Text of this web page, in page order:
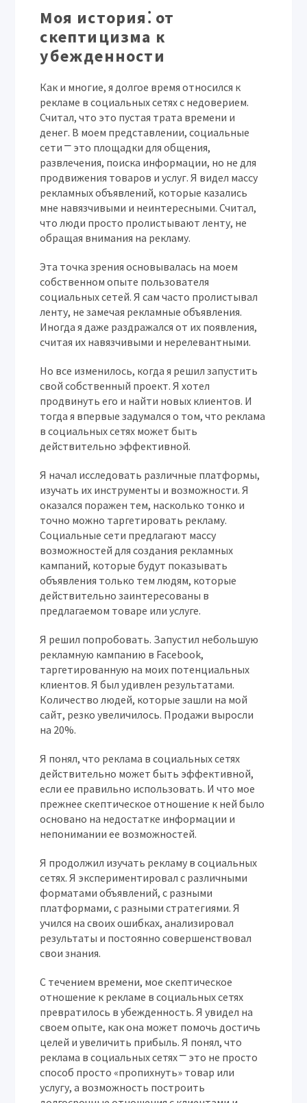
Моя история⁚ от
скептицизма к
убежденности
Как и многие, я долгое время относился к
рекламе в социальных сетях с недоверием.
Считал, что это пустая трата времени и
денег. В моем представлении, социальные
сети ⎻ это площадки для общения,
развлечения, поиска информации, но не для
продвижения товаров и услуг. Я видел массу
рекламных объявлений, которые казались
мне навязчивыми и неинтересными. Считал,
что люди просто пролистывают ленту, не
обращая внимания на рекламу.
Эта точка зрения основывалась на моем
собственном опыте пользователя
социальных сетей. Я сам часто пролистывал
ленту, не замечая рекламные объявления.
Иногда я даже раздражался от их появления,
считая их навязчивыми и нерелевантными.
Но все изменилось, когда я решил запустить
свой собственный проект. Я хотел
продвинуть его и найти новых клиентов. И
тогда я впервые задумался о том, что реклама
в социальных сетях может быть
действительно эффективной.
Я начал исследовать различные платформы,
изучать их инструменты и возможности. Я
оказался поражен тем, насколько тонко и
точно можно таргетировать рекламу.
Социальные сети предлагают массу
возможностей для создания рекламных
кампаний, которые будут показывать
объявления только тем людям, которые
действительно заинтересованы в
предлагаемом товаре или услуге.
Я решил попробовать. Запустил небольшую
рекламную кампанию в Facebook,
таргетированную на моих потенциальных
клиентов. Я был удивлен результатами.
Количество людей, которые зашли на мой
сайт, резко увеличилось. Продажи выросли
на 20%.
Я понял, что реклама в социальных сетях
действительно может быть эффективной,
если ее правильно использовать. И что мое
прежнее скептическое отношение к ней было
основано на недостатке информации и
непонимании ее возможностей.
Я продолжил изучать рекламу в социальных
сетях. Я экспериментировал с различными
форматами объявлений, с разными
платформами, с разными стратегиями. Я
учился на своих ошибках, анализировал
результаты и постоянно совершенствовал
свои знания.
С течением времени, мое скептическое
отношение к рекламе в социальных сетях
превратилось в убежденность. Я увидел на
своем опыте, как она может помочь достичь
целей и увеличить прибыль. Я понял, что
реклама в социальных сетях ⎻ это не просто
способ просто «пропихнуть» товар или
услугу, а возможность построить